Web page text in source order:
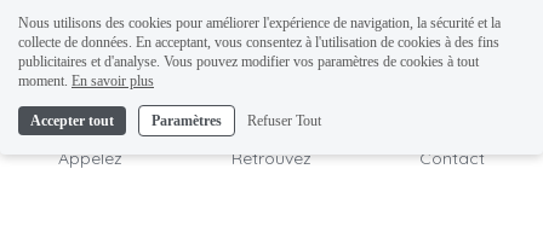
Soumettre Annuler
Appelez Retrouvez Contact
Nous utilisons des cookies pour améliorer l'expérience de navigation, la sécurité et la
collecte de données. En acceptant, vous consentez à l'utilisation de cookies à des fins
publicitaires et d'analyse. Vous pouvez modifier vos paramètres de cookies à tout
moment. En savoir plus
Accepter tout Paramètres Refuser Tout